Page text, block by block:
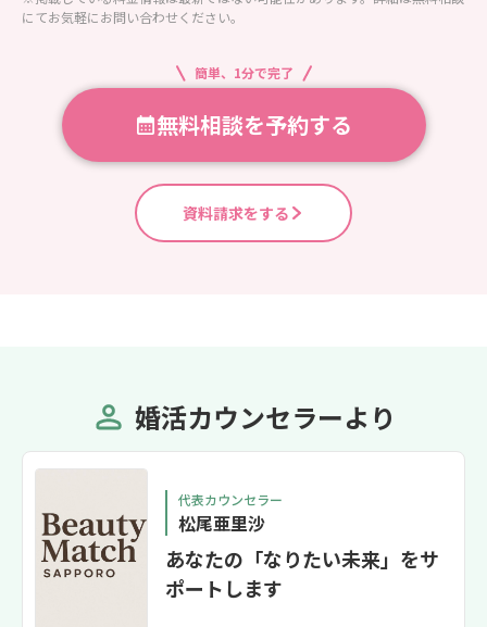
にてお気軽にお問い合わせください。
簡単、1分で完了
無料相談を予約する
資料請求をする
婚活カウンセラーより
代表カウンセラー
松尾亜里沙
あなたの「なりたい未来」をサ
ポートします